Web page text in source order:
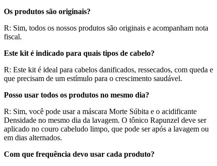
Os produtos são originais?
R: Sim, todos os nossos produtos são originais e acompanham nota
fiscal.
Este kit é indicado para quais tipos de cabelo?
R: Este kit é ideal para cabelos danificados, ressecados, com queda e
que precisam de um estímulo para o crescimento saudável.
Posso usar todos os produtos no mesmo dia?
R: Sim, você pode usar a máscara Morte Súbita e o acidificante
Densidade no mesmo dia da lavagem. O tônico Rapunzel deve ser
aplicado no couro cabeludo limpo, que pode ser após a lavagem ou
em dias alternados.
Com que frequência devo usar cada produto?